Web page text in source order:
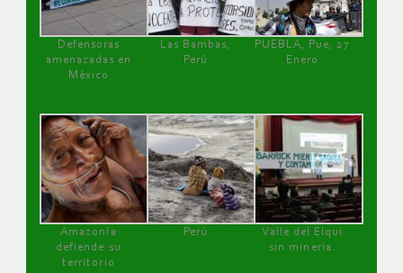
Defensoras
amenazadas en
México
Las Bambas,
Perú
PUEBLA, Pue, 27
Enero
Amazonía
defiende su
territorio
Perú
Valle del Elqui
sin minería.